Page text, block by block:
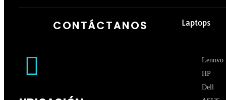
CONTÁCTANOS Laptops
Lenovo
HP
Dell